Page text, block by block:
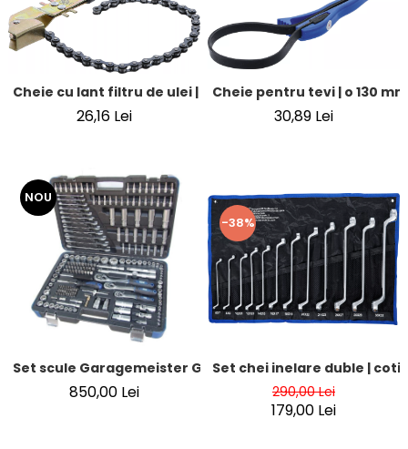
Cheie cu lant filtru de ulei | 400 mm
26,16 Lei
Cheie pentru tevi | o 130 mm
30,89 Lei
NOU
Set scule Garagemeister GM52840 – 216 piese, chei
850,00 Lei
-38%
Set chei inelare duble |
290,00 Lei
179,00 Lei